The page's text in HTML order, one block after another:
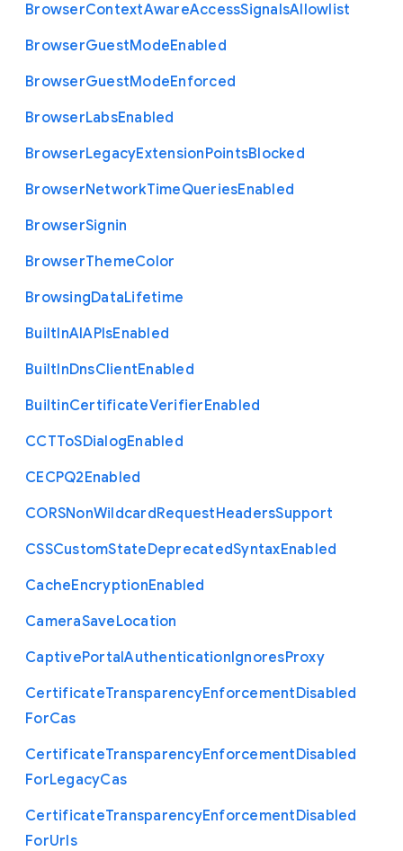
BrowserContextAwareAccessSignalsAllowlist
BrowserGuestModeEnabled
BrowserGuestModeEnforced
BrowserLabsEnabled
BrowserLegacyExtensionPointsBlocked
BrowserNetworkTimeQueriesEnabled
BrowserSignin
BrowserThemeColor
BrowsingDataLifetime
BuiltInAIAPIsEnabled
BuiltInDnsClientEnabled
BuiltinCertificateVerifierEnabled
CCTToSDialogEnabled
CECPQ2Enabled
CORSNonWildcardRequestHeadersSupport
CSSCustomStateDeprecatedSyntaxEnabled
CacheEncryptionEnabled
CameraSaveLocation
CaptivePortalAuthenticationIgnoresProxy
CertificateTransparencyEnforcementDisabled
ForCas
CertificateTransparencyEnforcementDisabled
ForLegacyCas
CertificateTransparencyEnforcementDisabled
ForUrls